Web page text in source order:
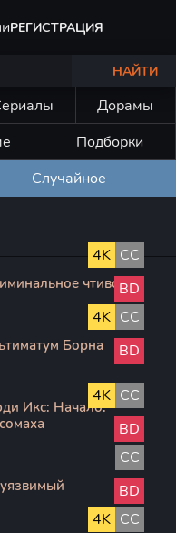
РЕГИСТРАЦИЯ
НАЙТИ
Дорамы
Подборки
Случайное
чтиво
4K CC
BD
Борна
4K CC
BD
Икс: Начало.
4K CC
BD
CC
BD
4K CC